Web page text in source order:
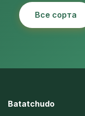
Все сорта
Batatchudo